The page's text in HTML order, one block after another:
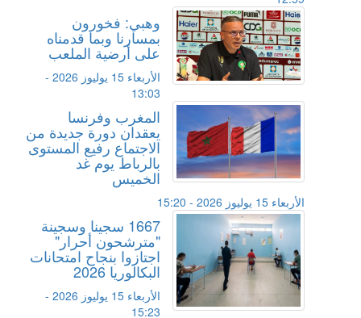
وهبي: فخورون
بمسارنا وبما قدمناه
على أرضية الملعب
الأربعاء 15 يوليوز 2026 -
13:03
المغرب وفرنسا
يعقدان دورة جديدة من
الاجتماع رفيع المستوى
بالرباط يوم غد
الخميس
الأربعاء 15 يوليوز 2026 - 15:20
1667 سجينا وسجينة
"مترشحون أحرار"
اجتازوا بنجاح امتحانات
البكالوريا 2026
الأربعاء 15 يوليوز 2026 -
15:23